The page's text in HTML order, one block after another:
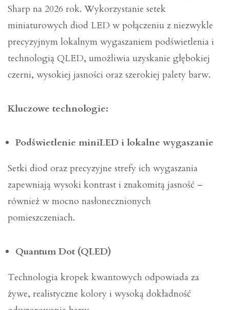
Sharp na 2026 rok. Wykorzystanie setek
miniaturowych diod LED w połączeniu z niezwykle
precyzyjnym lokalnym wygaszaniem podświetlenia i
technologią QLED, umożliwia uzyskanie głębokiej
czerni, wysokiej jasności oraz szerokiej palety barw.
Kluczowe technologie:
Podświetlenie miniLED i lokalne wygaszanie
Setki diod oraz precyzyjne strefy ich wygaszania
zapewniają wysoki kontrast i znakomitą jasność –
również w mocno nasłonecznionych
pomieszczeniach.
Quantum Dot (QLED)
Technologia kropek kwantowych odpowiada za
żywe, realistyczne kolory i wysoką dokładność